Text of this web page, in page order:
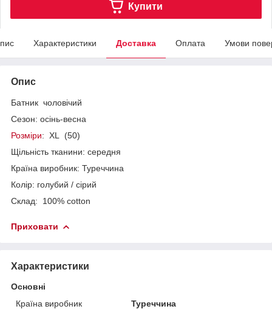
Купити
Характеристики Доставка Оплата Умови
Опис
Батник чоловічий
Сезон: осінь-весна
Розміри: XL (50)
Щільність тканини: середня
Країна виробник: Туреччина
Колір: голубий / сірий
Склад: 100% cotton
Приховати
Характеристики
Основні
Країна виробник
Туреччина